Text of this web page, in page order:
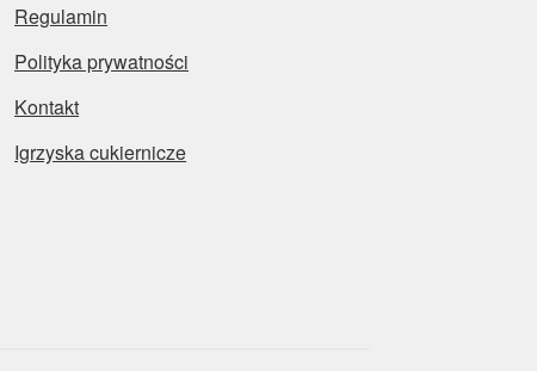
Regulamin
Polityka prywatności
Kontakt
Igrzyska cukiernicze